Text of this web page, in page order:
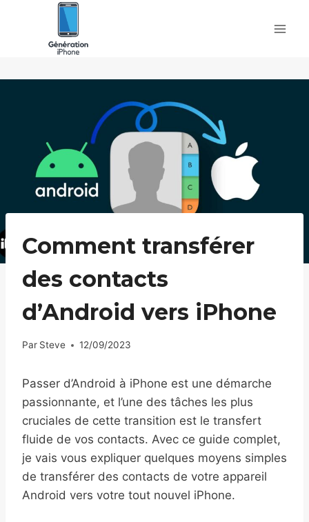
Comment transférer
des contacts
d’Android vers iPhone
Par Steve 12/09/2023
Passer d’Android à iPhone est une démarche
passionnante, et l’une des tâches les plus
cruciales de cette transition est le transfert
fluide de vos contacts. Avec ce guide complet,
je vais vous expliquer quelques moyens simples
de transférer des contacts de votre appareil
Android vers votre tout nouvel iPhone.